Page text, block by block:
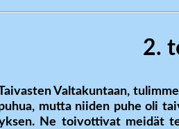
Donate
2.
Valtakuntaan,
mutta niiden puhe oli
Ne toivottivat meidät